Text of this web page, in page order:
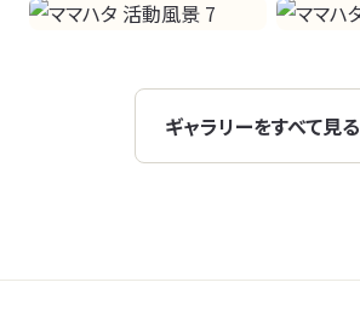
ギャラリーをすべて見る